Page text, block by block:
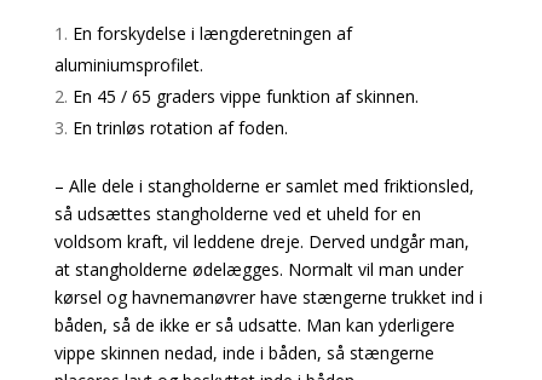
En forskydelse i længderetningen af
aluminiumsprofilet.
En 45 / 65 graders vippe funktion af skinnen.
En trinløs rotation af foden.
– Alle dele i stangholderne er samlet med friktionsled,
så udsættes stangholderne ved et uheld for en
voldsom kraft, vil leddene dreje. Derved undgår man,
at stangholderne ødelægges. Normalt vil man under
kørsel og havnemanøvrer have stængerne trukket ind i
båden, så de ikke er så udsatte. Man kan yderligere
vippe skinnen nedad, inde i båden, så stængerne